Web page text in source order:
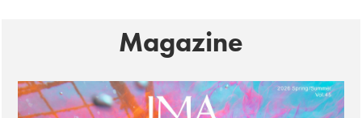
Magazine